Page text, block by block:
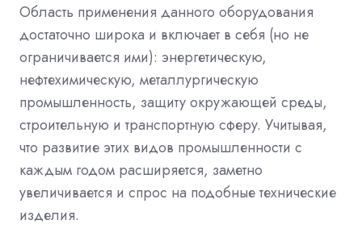
Область применения данного оборудования
достаточно широка и включает в себя (но не
ограничивается ими): энергетическую,
нефтехимическую, металлургическую
промышленность, защиту окружающей среды,
строительную и транспортную сферу. Учитывая,
что развитие этих видов промышленности с
каждым годом расширяется, заметно
увеличивается и спрос на подобные технические
изделия.